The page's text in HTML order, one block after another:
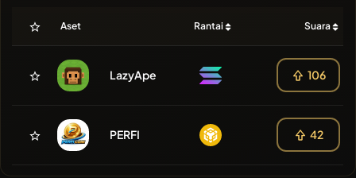
Aset Rantai Suara
LazyApe 106
PERFI 42